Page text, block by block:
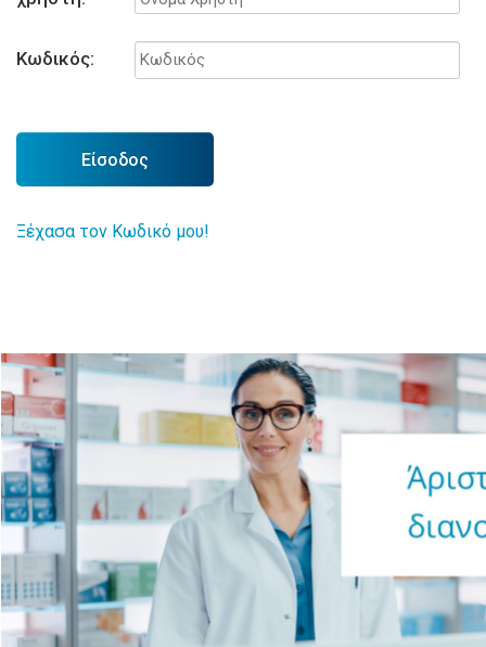
Κωδικός:
Είσοδος
Ξέχασα τον Κωδικό μου!